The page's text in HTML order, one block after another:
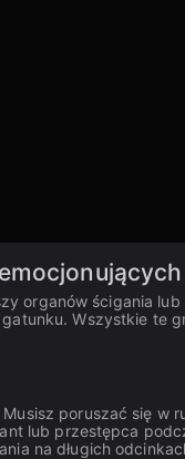
organów ścigania
Wszystkie
poruszać się
lub przestępca
na długich